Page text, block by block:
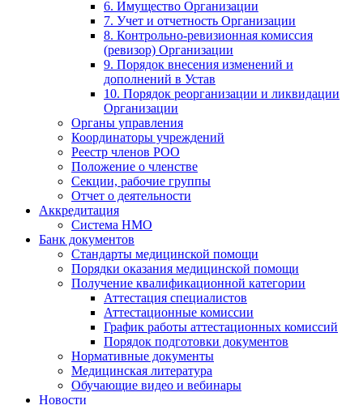
6. Имущество Организации
7. Учет и отчетность Организации
8. Контрольно-ревизионная комиссия
(ревизор) Организации
9. Порядок внесения изменений и
дополнений в Устав
10. Порядок реорганизации и ликвидации
Организации
Органы управления
Координаторы учреждений
Реестр членов РОО
Положение о членстве
Секции, рабочие группы
Отчет о деятельности
Аккредитация
Система НМО
Банк документов
Стандарты медицинской помощи
Порядки оказания медицинской помощи
Получение квалификационной категории
Аттестация специалистов
Аттестационные комиссии
График работы аттестационных комиссий
Порядок подготовки документов
Нормативные документы
Медицинская литература
Обучающие видео и вебинары
Новости